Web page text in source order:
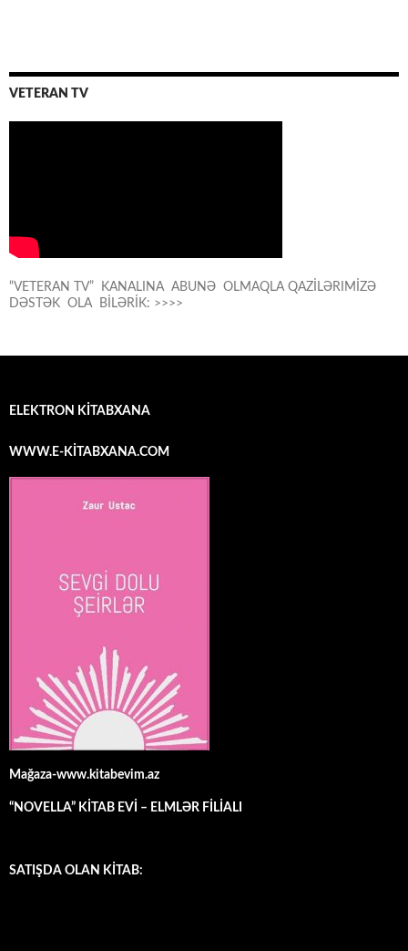
VETERAN TV
“VETERAN TV” KANALINA ABUNƏ OLMAQLA QAZİLƏRIMİZƏ
DƏSTƏK OLA BİLƏRİK: >>>>
ELEKTRON KİTABXANA
WWW.E-KİTABXANA.COM
Mağaza-www.kitabevim.az
“NOVELLA” KİTAB EVİ – ELMLƏR FİLİALI
SATIŞDA OLAN KİTAB: